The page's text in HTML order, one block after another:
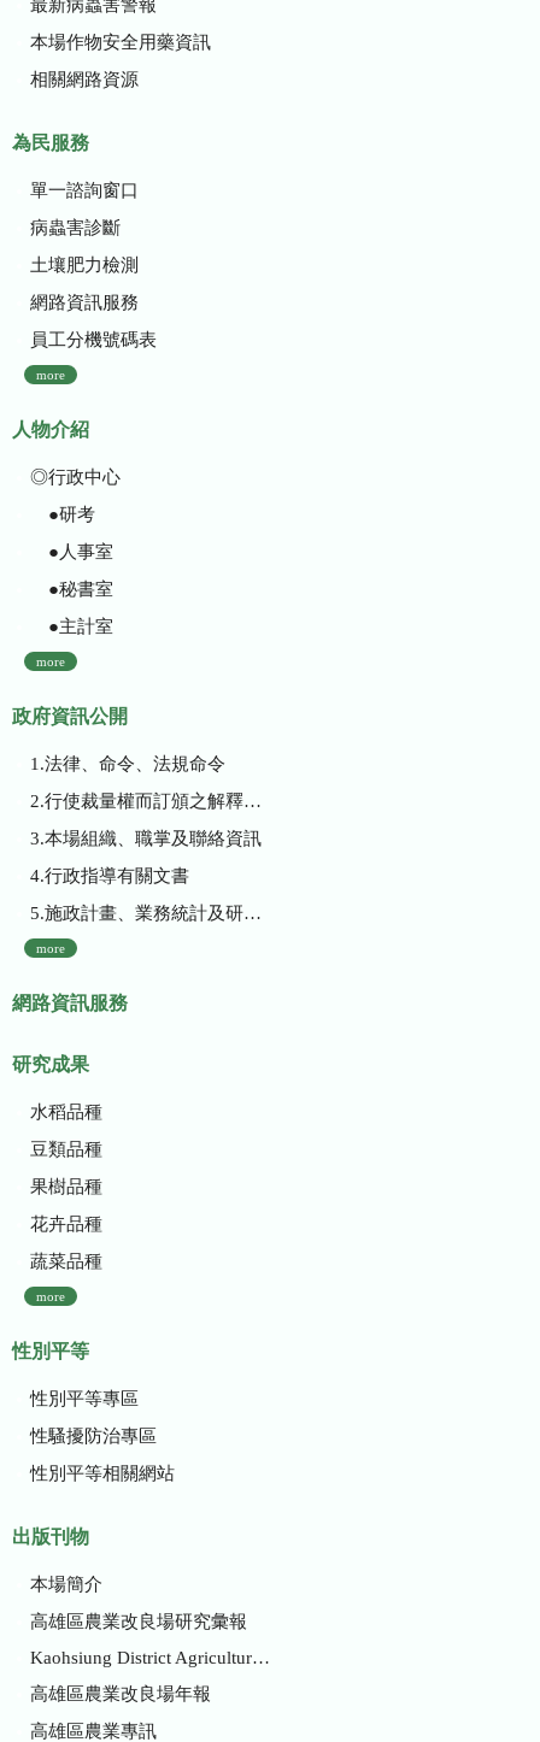
最新病蟲害警報
本場作物安全用藥資訊
相關網路資源
為民服務
單一諮詢窗口
病蟲害診斷
土壤肥力檢測
網路資訊服務
員工分機號碼表
more
人物介紹
◎行政中心
●研考
●人事室
●秘書室
●主計室
more
政府資訊公開
1.法律、命令、法規命令
2.行使裁量權而訂頒之解釋性規定及裁量基準
3.本場組織、職掌及聯絡資訊
4.行政指導有關文書
5.施政計畫、業務統計及研究報告
more
網路資訊服務
研究成果
水稻品種
豆類品種
果樹品種
花卉品種
蔬菜品種
more
性別平等
性別平等專區
性騷擾防治專區
性別平等相關網站
出版刊物
本場簡介
高雄區農業改良場研究彙報
Kaohsiung District Agricultural Research and Extension Station
高雄區農業改良場年報
高雄區農業專訊